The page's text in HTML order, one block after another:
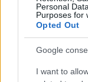
Personal
Purposes for
Opted Out
Google
I want to
érthető
és
1987